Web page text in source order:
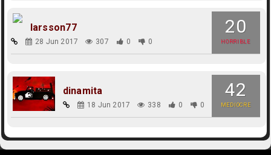
20
HORRIBLE
larsson77
28 Jun 2017 307 0 0
42
MEDIOCRE
dinamita
18 Jun 2017 338 0 0